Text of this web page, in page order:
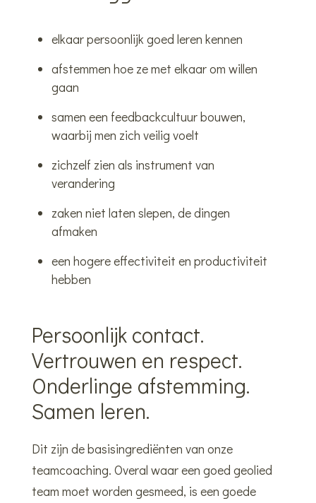
elkaar persoonlijk goed leren kennen
afstemmen hoe ze met elkaar om willen
gaan
samen een feedbackcultuur bouwen,
waarbij men zich veilig voelt
zichzelf zien als instrument van
verandering
zaken niet laten slepen, de dingen
afmaken
een hogere effectiviteit en productiviteit
hebben
Persoonlijk contact.
Vertrouwen en respect.
Onderlinge afstemming.
Samen leren.
Dit zijn de basisingrediënten van onze
teamcoaching. Overal waar een goed geolied
team moet worden gesmeed, is een goede